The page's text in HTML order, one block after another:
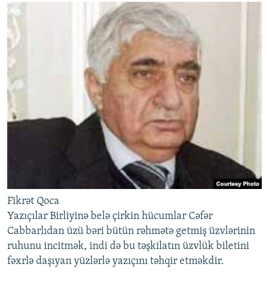
Fikrət Qoca
Yazıçılar Birliyinə belə çirkin hücumlar Cəfər
Cabbarlıdan üzü bəri bütün rəhmətə getmiş üzvlərinin
ruhunu incitmək, indi də bu təşkilatın üzvlük biletini
fəxrlə daşıyan yüzlərlə yazıçını təhqir etməkdir.